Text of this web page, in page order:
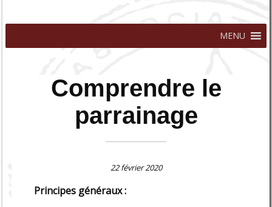
MENU
Comprendre le
parrainage
22 février 2020
Principes généraux :